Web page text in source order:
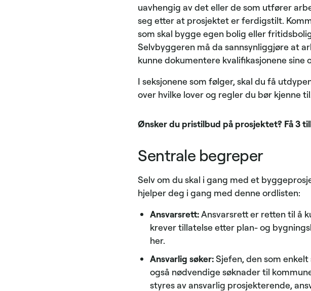
uavhengig av det eller de som utfører
seg etter at prosjektet er ferdigstilt.
som skal bygge egen bolig eller
Selvbyggeren må da sannsynliggjøre at
kunne dokumentere kvalifikasjonene sine
I seksjonene som følger, skal du få
over hvilke lover og regler du bør kjenne
Ønsker du pristilbud på prosjektet? Få 3
Sentrale begreper
Selv om du skal i gang med et
hjelper deg i gang med denne ordlisten:
Ansvarsrett:Ansvarsrett er retten til å
krever tillatelse etter plan- og
her.
Ansvarlig søker:Sjefen, den som
også nødvendige søknader til
styres av ansvarlig prosjekterende,